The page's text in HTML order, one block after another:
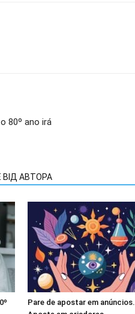
80º ano irá
ВІД АВТОРА
Pare de apostar em anúncios.